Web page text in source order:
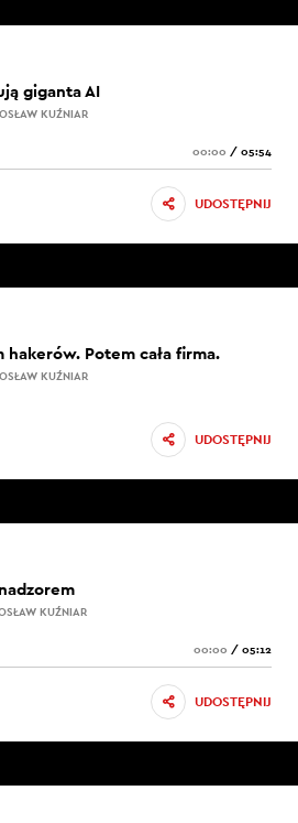
giganta AI
KUŹNIAR
00:00 / 05:54
UDOSTĘPNIJ
hakerów. Potem cała firma.
KUŹNIAR
UDOSTĘPNIJ
KUŹNIAR
00:00 / 05:12
UDOSTĘPNIJ